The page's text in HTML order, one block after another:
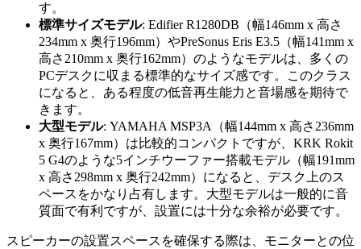
す。
標準サイズモデル: Edifier R1280DB（幅146mm x 高さ
234mm x 奥行196mm）やPreSonus Eris E3.5（幅141mm x
高さ210mm x 奥行162mm）のようなモデルは、多くの
PCデスクに収まる標準的なサイズ感です。このクラス
になると、ある程度の低音再生能力と音場感を期待で
きます。
大型モデル: YAMAHA MSP3A（幅144mm x 高さ236mm
x 奥行167mm）は比較的コンパクトですが、KRK Rokit
5 G4のような5インチウーファー搭載モデル（幅191mm
x 高さ298mm x 奥行242mm）になると、デスク上のス
ペースをかなり占有します。大型モデルは一般的に音
質面で有利ですが、設置には十分な余裕が必要です。
スピーカーの設置スペースを確保する際は、モニターとの位